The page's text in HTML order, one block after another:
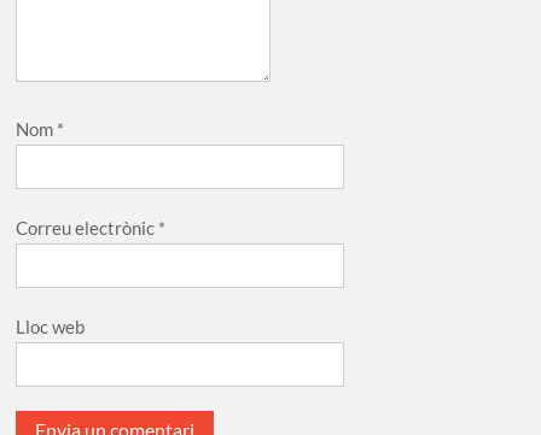
Nom *
Correu electrònic *
Lloc web